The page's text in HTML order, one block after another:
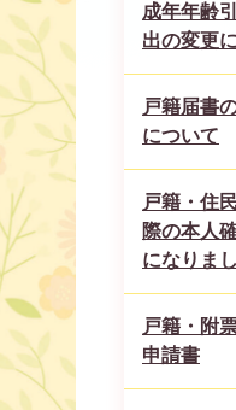
成年年齢
出の変更
戸籍届書
について
戸籍・住
際の本人
になりま
戸籍・附
申請書